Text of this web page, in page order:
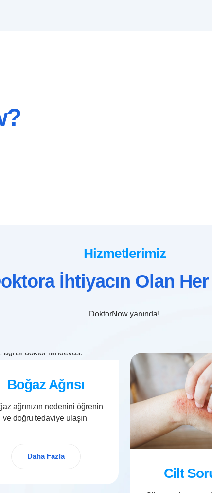
Hizmetlerimiz
İhtiyacın Olan
DoktorNow yanında!
Boğaz Ağrısı
ağrınızın nedenini öğrenin
ve doğru tedaviye ulaşın.
Daha Fazla
Cilt